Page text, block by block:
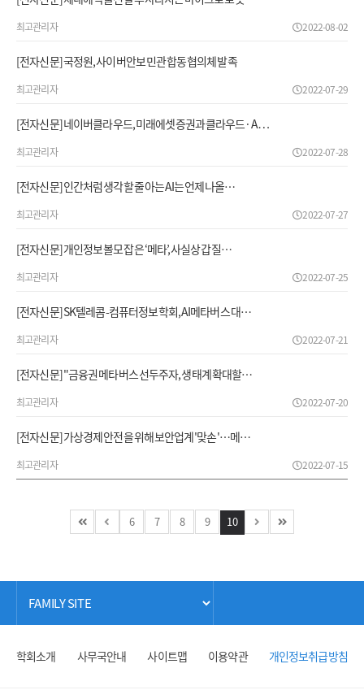
최고관리자 2022-08-02
[전자신문] 국정원, 사이버안보 민관 합동 협의체 발족
최고관리자 2022-07-29
[전자신문] 네이버클라우드, 미래에셋증권과 클라우드·A…
최고관리자 2022-07-28
[전자신문] 인간처럼 생각할 줄 아는 AI는 언제 나올…
최고관리자 2022-07-27
[전자신문] 개인정보 볼모 잡은 ‘메타’, 사실상 갑질…
최고관리자 2022-07-25
[전자신문] SK텔레콤-컴퓨터정보학회, AI메타버스 대…
최고관리자 2022-07-21
[전자신문] "금융권 메타버스 선두주자, 생태계 확대할…
최고관리자 2022-07-20
[전자신문] 가상경제 안전을 위해 보안업계 '맞손'…메…
최고관리자 2022-07-15
6 7 8 9 10
학회소개 사무국안내 사이트맵 이용약관 개인정보취급방침